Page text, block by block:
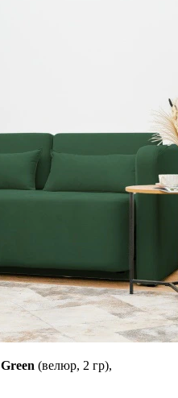
Green (велюр, 2 гр),